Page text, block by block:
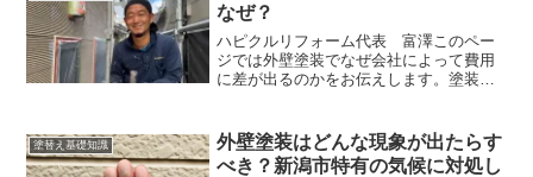
なぜ？
ハピクルリフォーム代表 富澤このペー
ジでは外壁塗装でなぜ会社によって費用
に差が出るのかをお伝えします。塗装工
会社によって塗装方法も費用も変わって
くるでしょう。特に費用に...
塗替え基礎知識
外壁塗装はどんな現象が出たらす
べき？新潟市特有の気候に対処し